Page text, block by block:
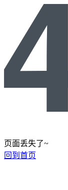
页面丢失了~
回到首页